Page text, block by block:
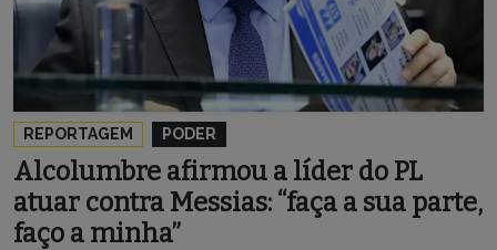
REPORTAGEM PODER
Alcolumbre afirmou a líder do PL
atuar contra Messias: “faça a sua parte,
faço a minha”